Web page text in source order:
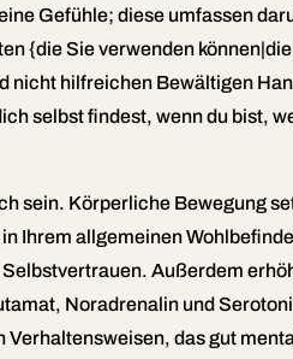
Gefühle; diese umfassen
{die Sie verwenden
nicht hilfreichen Bewältigen
selbst findest, wenn du bist,
sein. Körperliche Bewegung
Ihrem allgemeinen
Außerdem
Noradrenalin und
das gut